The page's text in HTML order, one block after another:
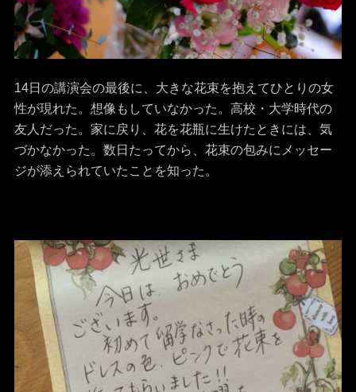
14日の講演会の最後に、大きな花束を抱えてひとりの女
性が現れた。想像もしていなかった。高校・大学時代の
友人だった。家に戻り、花を花瓶に生けたときには、気
づかなかった。数日たってから、花束の包みにメッセー
ジが添えられていたことを知った。